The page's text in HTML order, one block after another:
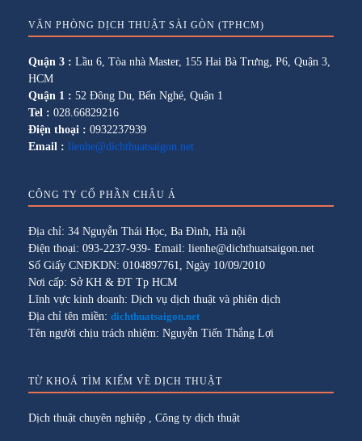
VĂN PHÒNG DỊCH THUẬT SÀI GÒN (TPHCM)
Quận 3 : Lầu 6, Tòa nhà Master, 155 Hai Bà Trưng, P6, Quận 3,
HCM
Quận 1 : 52 Đông Du, Bến Nghé, Quận 1
Tel : 028.66829216
Điện thoại : 0932237939
Email : lienhe@dichthuatsaigon.net
CÔNG TY CỔ PHẦN CHÂU Á
Địa chỉ: 34 Nguyễn Thái Học, Ba Đình, Hà nội
Điện thoại: 093-2237-939- Email: lienhe@dichthuatsaigon.net
Số Giấy CNĐKDN: 0104897761, Ngày 10/09/2010
Nơi cấp: Sở KH & ĐT Tp HCM
Lĩnh vực kinh doanh: Dịch vụ dịch thuật và phiên dịch
Địa chỉ tên miền: dichthuatsaigon.net
Tên người chịu trách nhiệm: Nguyễn Tiến Thắng Lợi
TỪ KHOÁ TÌM KIẾM VỀ DỊCH THUẬT
Dịch thuật chuyên nghiệp Công ty dịch thuật